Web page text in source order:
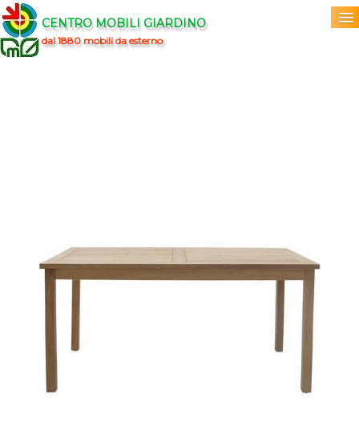
CENTRO MOBILI GIARDINO
dal 1880 mobili da esterno
0